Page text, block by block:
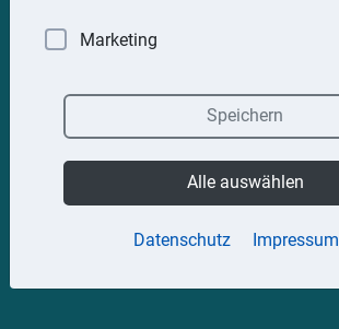
Marketing
Datenschutz Impressum
Speichern
Alle auswählen